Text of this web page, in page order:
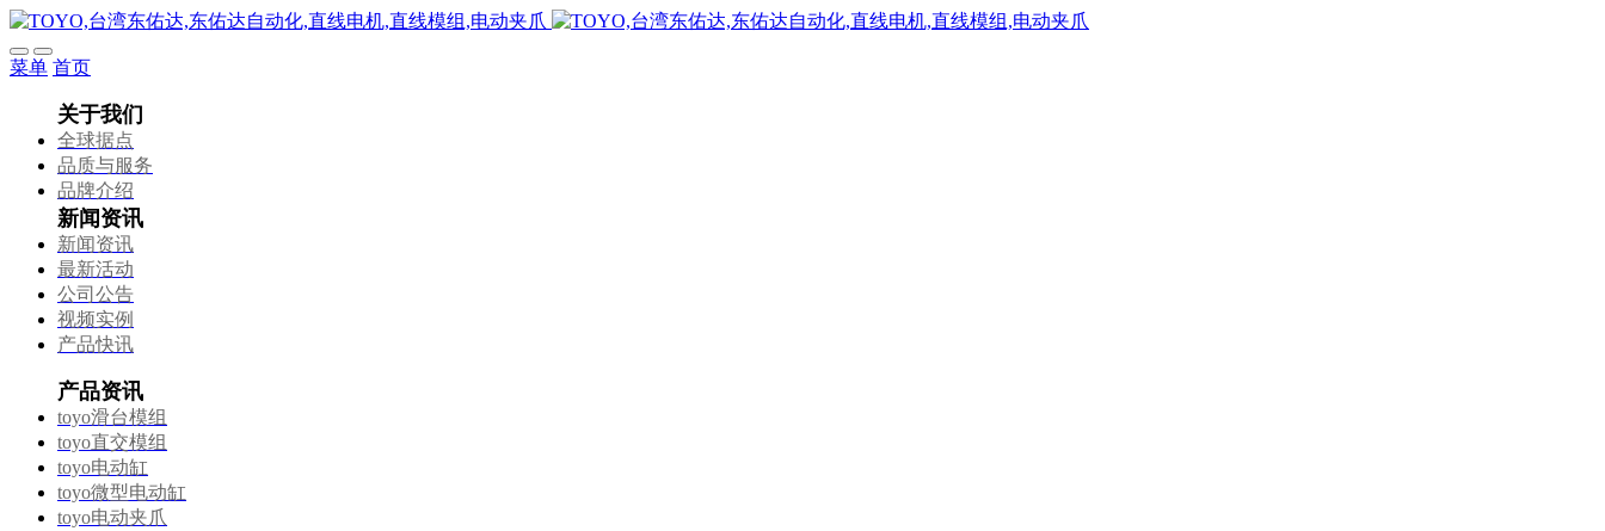
菜单 首页
关于我们
全球据点
品质与服务
品牌介绍
新闻资讯
新闻资讯
最新活动
公司公告
视频实例
产品快讯
产品资讯
toyo滑台模组
toyo直交模组
toyo电动缸
toyo微型电动缸
toyo电动夹爪